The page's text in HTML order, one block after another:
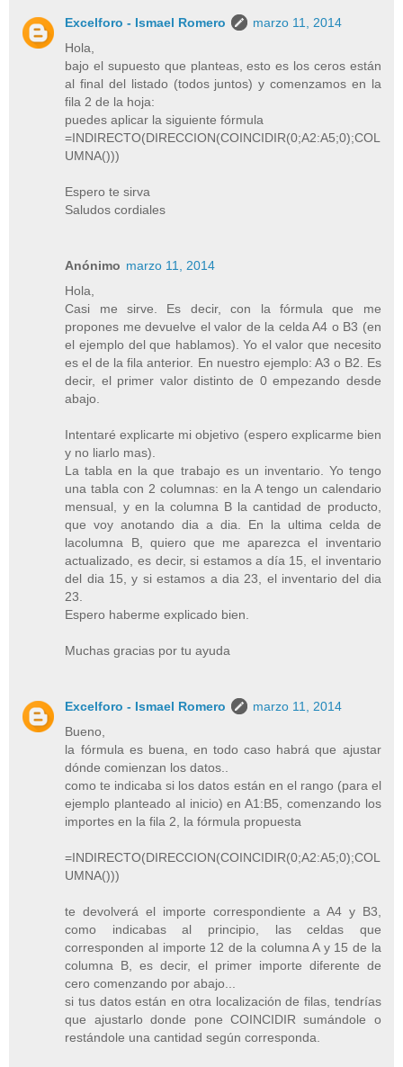
Excelforo - Ismael Romero
marzo 11, 2014
Hola,
bajo el supuesto que planteas, esto es los ceros están
al final del listado (todos juntos) y comenzamos en la
fila 2 de la hoja:
puedes aplicar la siguiente fórmula
=INDIRECTO(DIRECCION(COINCIDIR(0;A2:A5;0);COL
UMNA()))
Espero te sirva
Saludos cordiales
Anónimo marzo 11, 2014
Hola,
Casi me sirve. Es decir, con la fórmula que me
propones me devuelve el valor de la celda A4 o B3 (en
el ejemplo del que hablamos). Yo el valor que necesito
es el de la fila anterior. En nuestro ejemplo: A3 o B2. Es
decir, el primer valor distinto de 0 empezando desde
abajo.
Intentaré explicarte mi objetivo (espero explicarme bien
y no liarlo mas).
La tabla en la que trabajo es un inventario. Yo tengo
una tabla con 2 columnas: en la A tengo un calendario
mensual, y en la columna B la cantidad de producto,
que voy anotando dia a dia. En la ultima celda de
lacolumna B, quiero que me aparezca el inventario
actualizado, es decir, si estamos a día 15, el inventario
del dia 15, y si estamos a dia 23, el inventario del dia
23.
Espero haberme explicado bien.
Muchas gracias por tu ayuda
Excelforo - Ismael Romero
marzo 11, 2014
Bueno,
la fórmula es buena, en todo caso habrá que ajustar
dónde comienzan los datos..
como te indicaba si los datos están en el rango (para el
ejemplo planteado al inicio) en A1:B5, comenzando los
importes en la fila 2, la fórmula propuesta
=INDIRECTO(DIRECCION(COINCIDIR(0;A2:A5;0);COL
UMNA()))
te devolverá el importe correspondiente a A4 y B3,
como indicabas al principio, las celdas que
corresponden al importe 12 de la columna A y 15 de la
columna B, es decir, el primer importe diferente de
cero comenzando por abajo...
si tus datos están en otra localización de filas, tendrías
que ajustarlo donde pone COINCIDIR sumándole o
restándole una cantidad según corresponda.